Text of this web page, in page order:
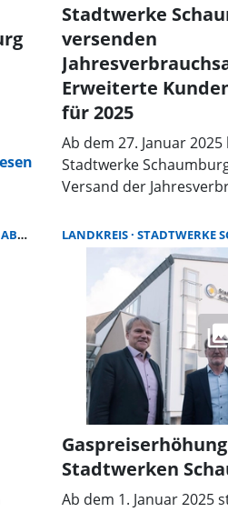
Stadtwerke
versenden
Erweiterte
für 2025
Ab dem 27. Januar
Stadtwerke
Versand der
Phase ist mit einem
Kundenanfragen zu
Kundenservice seine
Die Mitarbeiter sind
Hotline 05722 2807-
den Kundencentern in
Stadthagen erreichbar.
ABLESEN LANDKREIS STADTWERKE
Stadtwerken
Ab dem 1. Januar 2025